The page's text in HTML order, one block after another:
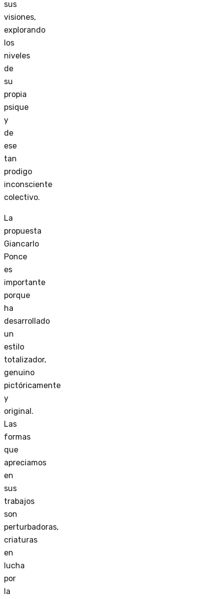
sus
visiones,
explorando
los
niveles
de
su
propia
psique
y
de
ese
tan
prodigo
inconsciente
colectivo.
La
propuesta
Giancarlo
Ponce
es
importante
porque
ha
desarrollado
un
estilo
totalizador,
genuino
pictóricamente
y
original.
Las
formas
que
apreciamos
en
sus
trabajos
son
perturbadoras,
criaturas
en
lucha
por
la